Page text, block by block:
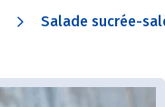
Salade sucrée-